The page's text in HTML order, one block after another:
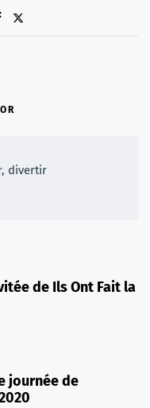
divertir
de Ils Ont Fait la
journée de